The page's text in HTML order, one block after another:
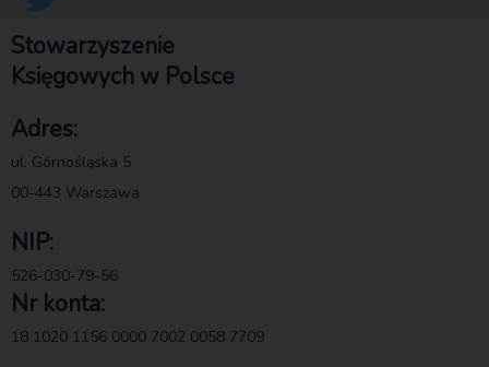
Stowarzyszenie
Księgowych w Polsce
Adres:
ul. Górnośląska 5
00-443 Warszawa
NIP:
526-030-79-56
Nr konta:
18 1020 1156 0000 7002 0058 7709